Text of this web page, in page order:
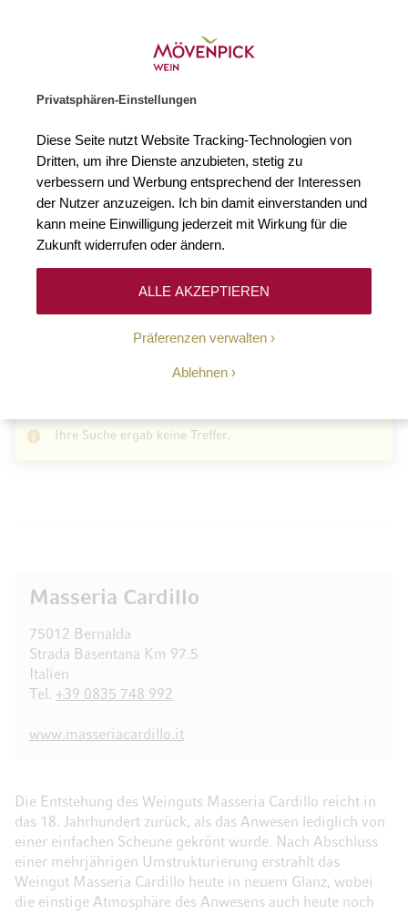
Privatsphären-Einstellungen
Diese Seite nutzt Website Tracking-Technologien von
Dritten, um ihre Dienste anzubieten, stetig zu
verbessern und Werbung entsprechend der Interessen
der Nutzer anzuzeigen. Ich bin damit einverstanden und
kann meine Einwilligung jederzeit mit Wirkung für die
Zukunft widerrufen oder ändern.
Präferenzen verwalten
Ablehnen
ALLE AKZEPTIEREN
Masseria Cardillo (0)
In der süditalienischen Stadt Matera, die seit 1993 dem UNESCO-
Weltkulturerbe angehört, befindet sich das malerische Weingut
rauen Küstengebieten des Ionischen Meeres flankiert wird. Masseria
Cardillo ist ein beliebter Anziehungspunkt für Naturliebhaber und
karstigen Hochebene, von wo aus sich eine fantastische Aussicht auf
Ihre Suche ergab keine Treffer.
Masseria Cardillo
75012 Bernalda
Strada Basentana Km 97.5
Italien
Tel. +39 0835 748 992
www.masseriacardillo.it
Die Entstehung des Weinguts Masseria Cardillo reicht in
das 18. Jahrhundert zurück, als das Anwesen lediglich von
einer einfachen Scheune gekrönt wurde. Nach Abschluss
einer mehrjährigen Umstrukturierung erstrahlt das
Weingut Masseria Cardillo heute in neuem Glanz, wobei
die einstige Atmosphäre des Anwesens auch heute noch